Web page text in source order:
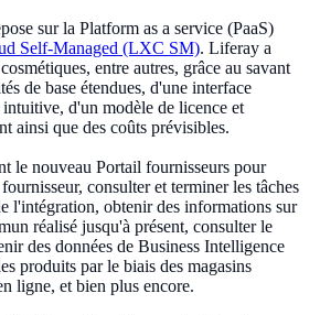
sur la Platform as a service (PaaS)
Self-Managed (LXC SM). Liferay a
entre autres, grâce au savant
de base étendues, d'une interface
d'un modèle de licence et
ainsi que des coûts prévisibles.
le nouveau Portail fournisseurs pour
consulter et terminer les tâches
l'intégration, obtenir des informations sur
réalisé jusqu'à présent, consulter le
des données de Business Intelligence
produits par le biais des magasins
ligne, et bien plus encore.